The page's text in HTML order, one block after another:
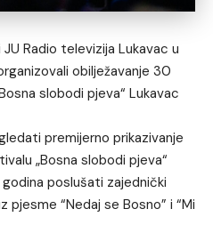
Radio televizija Lukavac u
obilježavanje 30
slobodi pjeva“ Lukavac
premijerno prikazivanje
„Bosna slobodi pjeva“
poslušati zajednički
“Nedaj se Bosno” i “Mi